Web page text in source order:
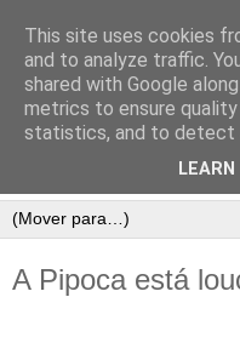
A Pipoca está
This site uses cookies
and to analyze traffic.
shared with Google
metrics to ensure
statistics, and to detect